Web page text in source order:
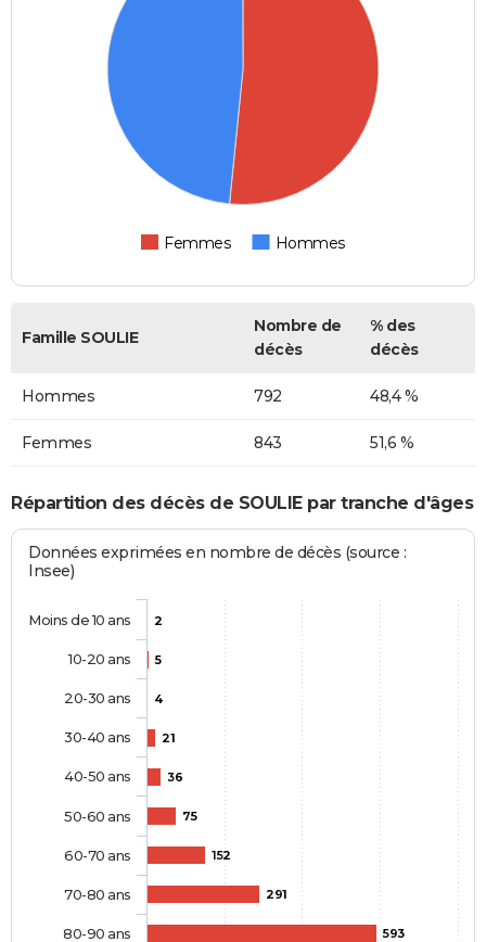
Femmes Hommes
Famille SOULIE
Nombre de
décès
% des
décès
Hommes 792 48,4 %
Femmes 843 51,6 %
Répartition des décès de SOULIE par tranche d'âges
Données exprimées en nombre de décès (source :
Insee)
2
5
4
21
36
75
152
291
593
Moins de 10 ans
10-20 ans
20-30 ans
30-40 ans
40-50 ans
50-60 ans
60-70 ans
70-80 ans
80-90 ans